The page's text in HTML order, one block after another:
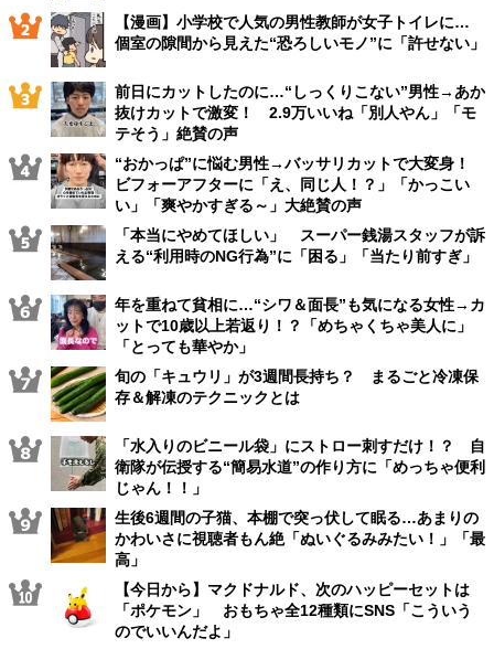
【漫画】小学校で人気の男性教師が女子トイレに…
個室の隙間から見えた“恐ろしいモノ”に「許せない」
前日にカットしたのに…“しっくりこない”男性→あか
抜けカットで激変！ 2.9万いいね「別人やん」「モ
テそう」絶賛の声
“おかっぱ”に悩む男性→バッサリカットで大変身！
ビフォーアフターに「え、同じ人！？」「かっこい
い」「爽やかすぎる～」大絶賛の声
「本当にやめてほしい」 スーパー銭湯スタッフが訴
える“利用時のNG行為”に「困る」「当たり前すぎ」
年を重ねて貧相に…“シワ＆面長”も気になる女性→カ
ットで10歳以上若返り！？「めちゃくちゃ美人に」
「とっても華やか」
旬の「キュウリ」が3週間長持ち？ まるごと冷凍保
存＆解凍のテクニックとは
「水入りのビニール袋」にストロー刺すだけ！？ 自
衛隊が伝授する“簡易水道”の作り方に「めっちゃ便利
じゃん！！」
生後6週間の子猫、本棚で突っ伏して眠る…あまりの
かわいさに視聴者もん絶「ぬいぐるみみたい！」「最
高」
【今日から】マクドナルド、次のハッピーセットは
「ポケモン」 おもちゃ全12種類にSNS「こういう
のでいいんだよ」